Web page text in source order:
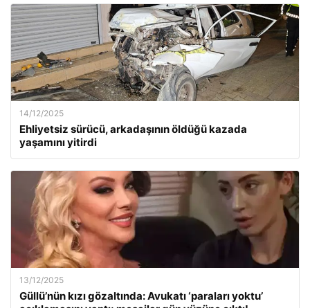
14/12/2025
Ehliyetsiz sürücü, arkadaşının öldüğü kazada
yaşamını yitirdi
13/12/2025
Güllü’nün kızı gözaltında: Avukatı ‘paraları yoktu’